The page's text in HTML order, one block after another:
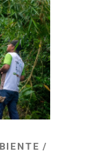
/